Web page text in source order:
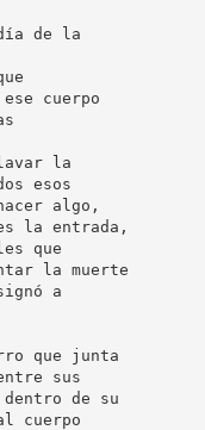
de la
cuerpo
la
esos
algo,
la entrada,
que
la muerte
a
que junta
sus
de su
cuerpo